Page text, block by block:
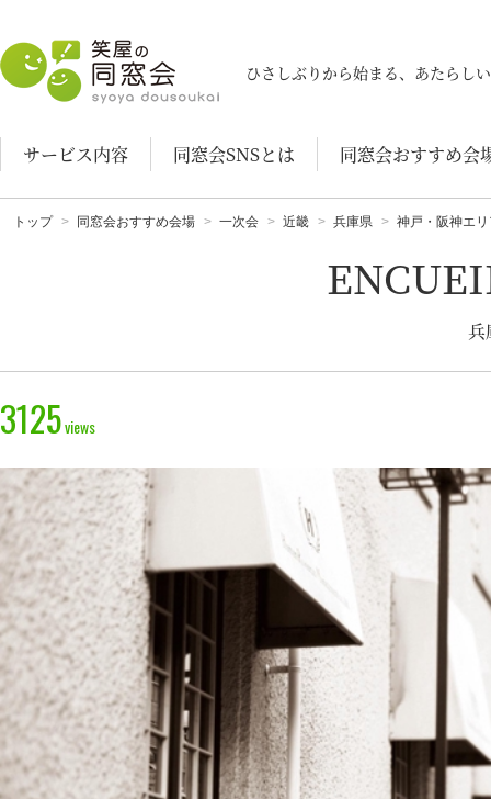
笑屋の同窓会
ひさしぶりから始まる、あたらし
サービス内容 同窓会SNSとは 同窓会おすすめ会
トップ 同窓会おすすめ会場 一次会 近畿 兵庫県 神戸・阪神エ
兵
3125views